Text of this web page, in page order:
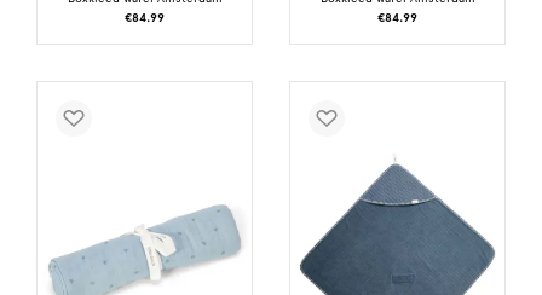
€84.99 €84.99